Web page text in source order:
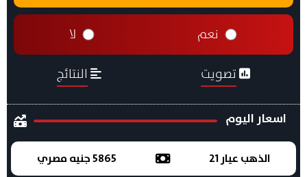
نعم لا
تصويت النتائج
اسعار اليوم
الذهب عيار 21 5865 جنيه مصري